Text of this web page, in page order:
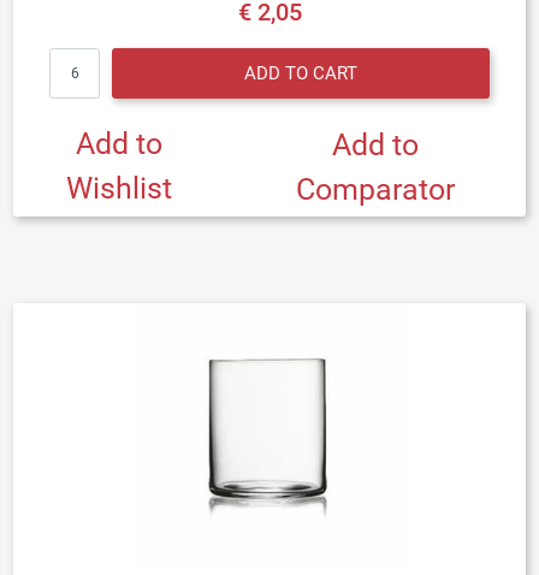
€ 2,05
ADD TO CART
Add to
Wishlist
Add to
Comparator